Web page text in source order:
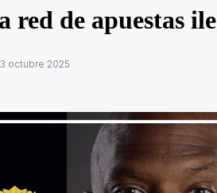
red de apuestas
octubre 2025